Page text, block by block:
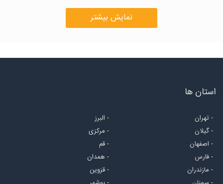
نمایش بیشتر
استان ها
- تهران
- البرز
- گیلان
- مرکزی
- اصفهان
- قم
- فارس
- همدان
- مازندران
- قزوین